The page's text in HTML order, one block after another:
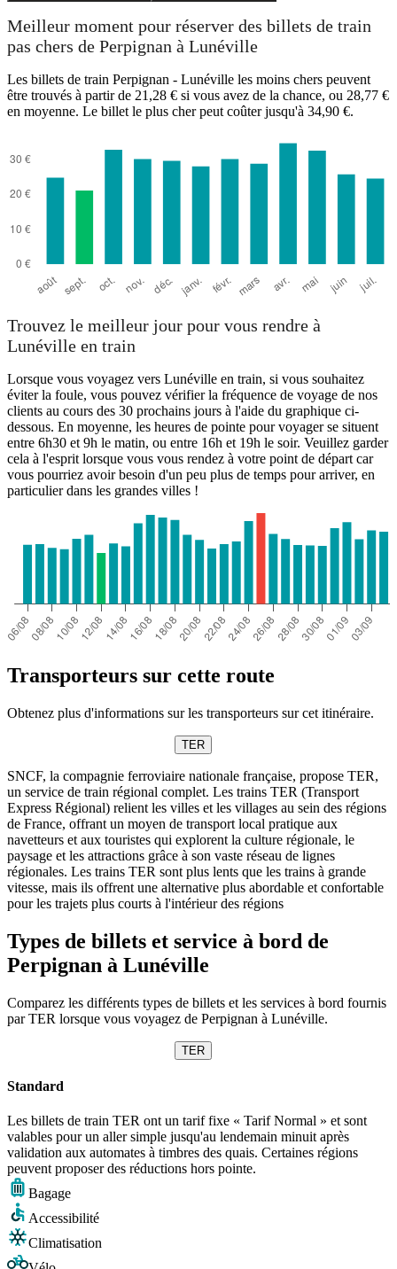
Meilleur moment pour réserver des billets de train
pas chers de Perpignan à Lunéville
Les billets de train Perpignan - Lunéville les moins chers peuvent
être trouvés à partir de 21,28 € si vous avez de la chance, ou 28,77 €
en moyenne. Le billet le plus cher peut coûter jusqu'à 34,90 €.
Trouvez le meilleur jour pour vous rendre à
Lunéville en train
Lorsque vous voyagez vers Lunéville en train, si vous souhaitez
éviter la foule, vous pouvez vérifier la fréquence de voyage de nos
clients au cours des 30 prochains jours à l'aide du graphique ci-
dessous. En moyenne, les heures de pointe pour voyager se situent
entre 6h30 et 9h le matin, ou entre 16h et 19h le soir. Veuillez garder
cela à l'esprit lorsque vous vous rendez à votre point de départ car
vous pourriez avoir besoin d'un peu plus de temps pour arriver, en
particulier dans les grandes villes !
Transporteurs sur cette route
Obtenez plus d'informations sur les transporteurs sur cet itinéraire.
TER
SNCF, la compagnie ferroviaire nationale française, propose TER,
un service de train régional complet. Les trains TER (Transport
Express Régional) relient les villes et les villages au sein des régions
de France, offrant un moyen de transport local pratique aux
navetteurs et aux touristes qui explorent la culture régionale, le
paysage et les attractions grâce à son vaste réseau de lignes
régionales. Les trains TER sont plus lents que les trains à grande
vitesse, mais ils offrent une alternative plus abordable et confortable
pour les trajets plus courts à l'intérieur des régions
Types de billets et service à bord de
Perpignan à Lunéville
Comparez les différents types de billets et les services à bord fournis
par TER lorsque vous voyagez de Perpignan à Lunéville.
TER
Standard
Les billets de train TER ont un tarif fixe « Tarif Normal » et sont
valables pour un aller simple jusqu'au lendemain minuit après
validation aux automates à timbres des quais. Certaines régions
peuvent proposer des réductions hors pointe.
Bagage
Accessibilité
Climatisation